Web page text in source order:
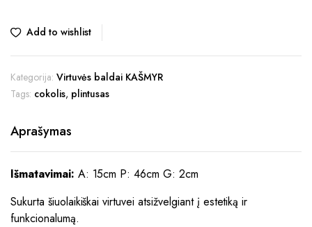
Add to wishlist
Kategorija: Virtuvės baldai KAŠMYR
Tags: cokolis, plintusas
Aprašymas
Išmatavimai: A: 15cm P: 46cm G: 2cm
Sukurta šiuolaikiškai virtuvei atsižvelgiant į estetiką ir
funkcionalumą.